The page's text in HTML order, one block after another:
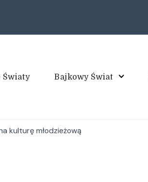
Światy Bajkowy Świat
kulturę młodzieżową